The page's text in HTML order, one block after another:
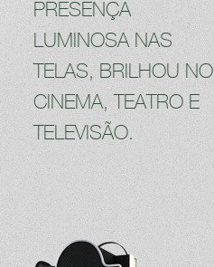
PRESENÇA
LUMINOSA NAS
TELAS, BRILHOU NO
CINEMA, TEATRO E
TELEVISÃO.